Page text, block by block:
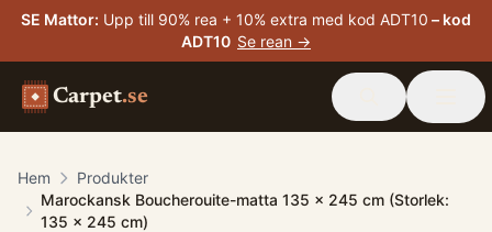
SE Mattor: Upp till 90% rea + 10% extra med kod ADT10 – kod
ADT10 Se rean →
Carpet.se
Hem
Produkter
Marockansk Boucherouite-matta 135 x 245 cm (Storlek:
135 x 245 cm)